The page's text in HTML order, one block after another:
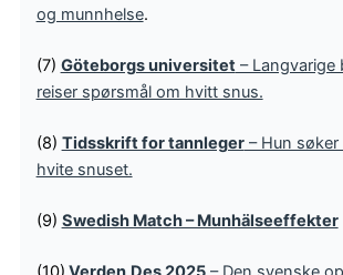
og munnhelse.
(7) Göteborgs universitet– Langvarige
reiser spørsmål om hvitt snus.
(8) Tidsskrift for tannleger– Hun søker
hvite snuset.
(9) Swedish Match – Munhälseeffekter